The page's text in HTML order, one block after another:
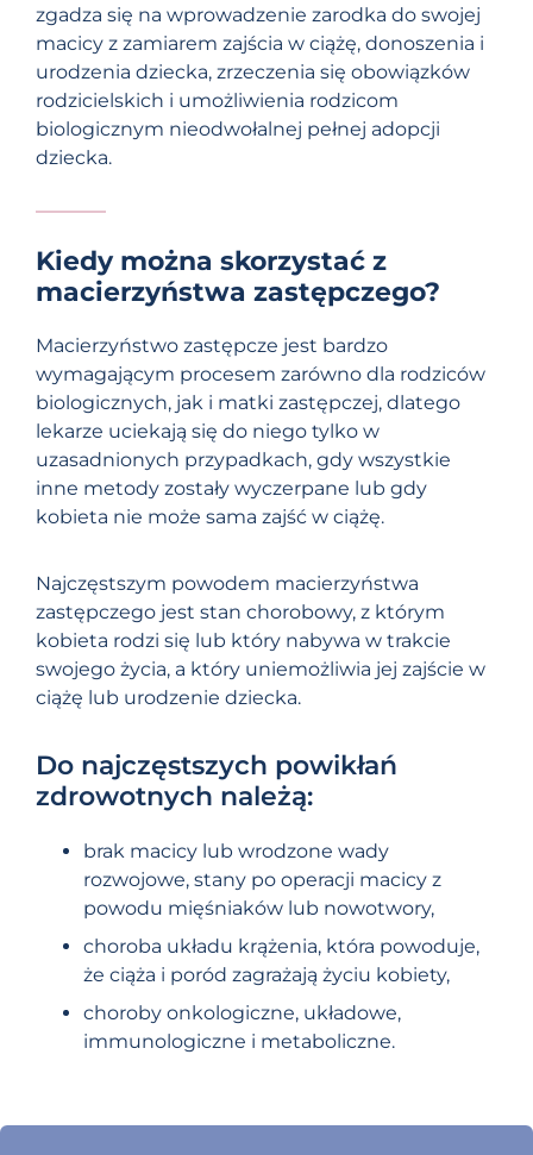
zgadza się na wprowadzenie zarodka do swojej
macicy z zamiarem zajścia w ciążę, donoszenia i
urodzenia dziecka, zrzeczenia się obowiązków
rodzicielskich i umożliwienia rodzicom
biologicznym nieodwołalnej pełnej adopcji
dziecka.
Kiedy można skorzystać z
macierzyństwa zastępczego?
Macierzyństwo zastępcze jest bardzo
wymagającym procesem zarówno dla rodziców
biologicznych, jak i matki zastępczej, dlatego
lekarze uciekają się do niego tylko w
uzasadnionych przypadkach, gdy wszystkie
inne metody zostały wyczerpane lub gdy
kobieta nie może sama zajść w ciążę.
Najczęstszym powodem macierzyństwa
zastępczego jest stan chorobowy, z którym
kobieta rodzi się lub który nabywa w trakcie
swojego życia, a który uniemożliwia jej zajście w
ciążę lub urodzenie dziecka.
Do najczęstszych powikłań
zdrowotnych należą:
brak macicy lub wrodzone wady
rozwojowe, stany po operacji macicy z
powodu mięśniaków lub nowotwory,
choroba układu krążenia, która powoduje,
że ciąża i poród zagrażają życiu kobiety,
choroby onkologiczne, układowe,
immunologiczne i metaboliczne.